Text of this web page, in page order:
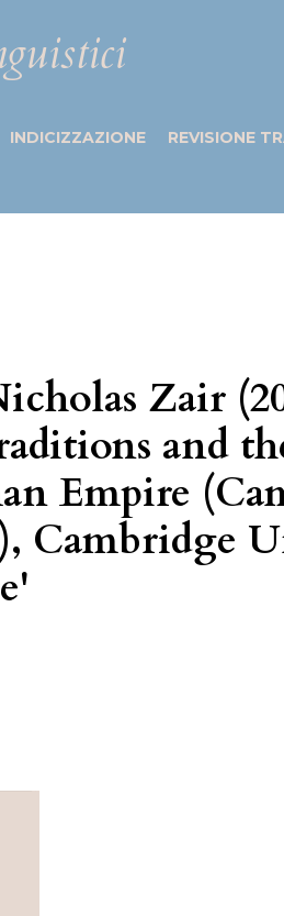
INDICIZZAZIONE REVISIONE
Zair
and
Empire
Cambridge